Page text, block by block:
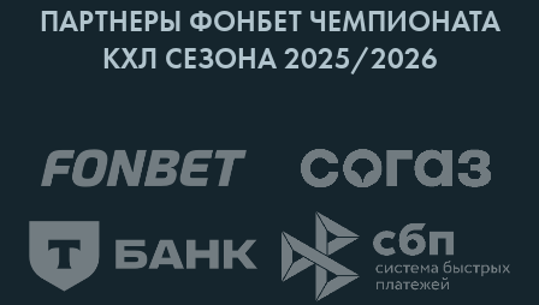
ПАРТНЕРЫ ФОНБЕТ ЧЕМПИОНАТА
КХЛ СЕЗОНА 2025/2026